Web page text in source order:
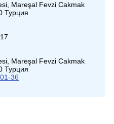
Mareşal Fevzi Cakmak
Турция
Mareşal Fevzi Cakmak
Турция
36